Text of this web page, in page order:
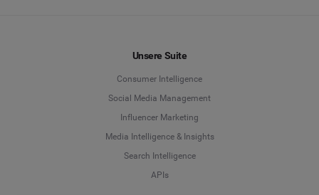
Unsere Suite
Consumer Intelligence
Social Media Management
Influencer Marketing
Media Intelligence & Insights
Search Intelligence
APIs